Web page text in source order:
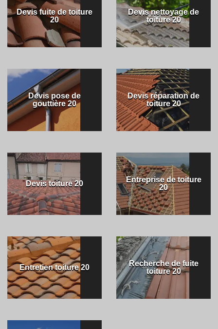
Devis fuite de toiture
20
Devis nettoyage de
toiture 20
Devis pose de
gouttière 20
Devis réparation de
toiture 20
Devis toiture 20
Entreprise de toiture
20
Entretien toiture 20
Recherche de fuite
toiture 20